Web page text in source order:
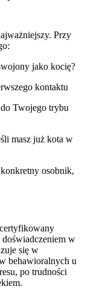
Przy
jako kocię?
kontaktu
Twojego trybu
masz już kota w
osobnik,
w
się w
behawioralnych u
po trudności